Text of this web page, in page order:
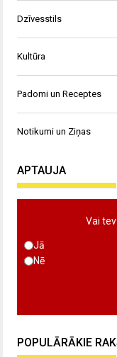
Dzīvesstils
Kultūra
Padomi un Receptes
Notikumi un Ziņas
APTAUJA
Vai
Jā
Nē
POPULĀRĀKIE